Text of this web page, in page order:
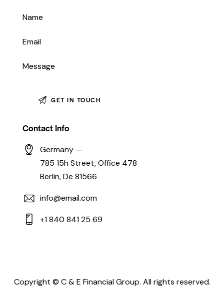
Contact Info
Germany —
785 15h Street, Office 478
Berlin, De 81566
info@email.com
+1 840 841 25 69
Copyright © C & E Financial Group. All rights reserved.